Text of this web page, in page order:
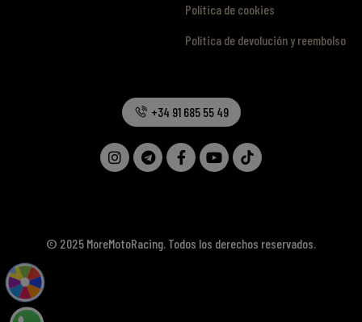
Política de cookies
Política de devolución y reembolso
© 2025 MoreMotoRacing. Todos los derechos reservados.
+34 91 685 55 49